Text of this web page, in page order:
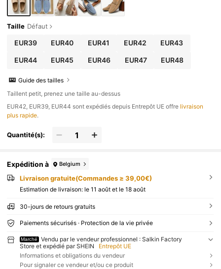
Taille Défaut
EUR39 EUR40 EUR41 EUR42 EUR43
EUR44 EUR45 EUR46 EUR47 EUR48
Guide des tailles
Taillent petit, prenez une taille au-dessus
​EUR42, EUR39, EUR44 sont expédiés depuis Entrepôt UE offre livraison
plus rapide.
Quantité(s):
Expédition à Belgium
Livraison gratuite(Commandes ≥ 39,00€)
Estimation de livraison: le 11 août et le 18 août
30-jours de retours gratuits
Paiements sécurisés · Protection de la vie privée
Marché
Vendu par le vendeur professionnel : Salkin Factory
Store et expédié par SHEIN
Entrepôt UE
Informations et obligations du vendeur
Pour signaler ce vendeur et/ou ce produit